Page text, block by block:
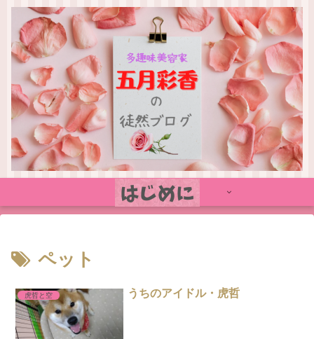
ペット
虎哲と空 うちのアイドル・虎哲